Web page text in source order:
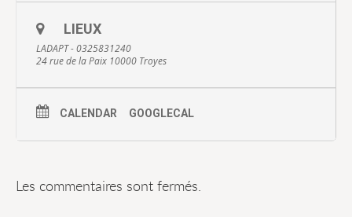
LIEUX
LADAPT - 0325831240
24 rue de la Paix 10000 Troyes
CALENDAR GOOGLECAL
Les commentaires sont fermés.